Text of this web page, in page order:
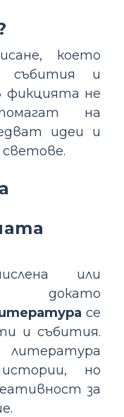
което
събития и
фикцията не
на
идеи и
светове.
или
докато
се
и събития.
но
за